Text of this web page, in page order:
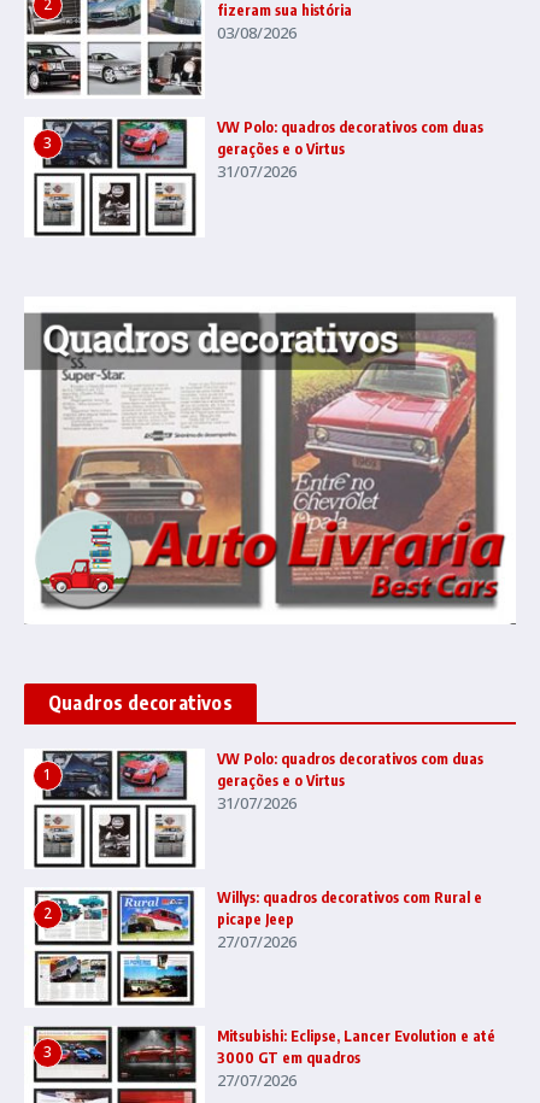
fizeram sua história
03/08/2026
3
VW Polo: quadros decorativos com duas
gerações e o Virtus
31/07/2026
Quadros decorativos
1
VW Polo: quadros decorativos com duas
gerações e o Virtus
31/07/2026
2
Willys: quadros decorativos com Rural e
picape Jeep
27/07/2026
3
Mitsubishi: Eclipse, Lancer Evolution e até
3000 GT em quadros
27/07/2026